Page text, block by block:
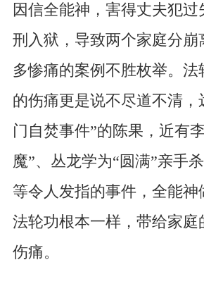
因信全能神，害得丈夫犯过
刑入狱，导致两个家庭分崩
多惨痛的案例不胜枚举。法
的伤痛更是说不尽道不清，
门自焚事件”的陈果，近有
魔”、丛龙学为“圆满”亲手
等令人发指的事件，全能神
法轮功根本一样，带给家庭
伤痛。